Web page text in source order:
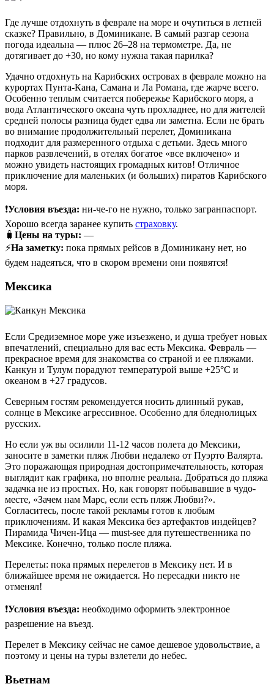
Где лучше отдохнуть в феврале на море и очутиться в летней
сказке? Правильно, в Доминикане. В самый разгар сезона
погода идеальна — плюс 26–28 на термометре. Да, не
дотягивает до +30, но кому нужна такая парилка?
Удачно отдохнуть на Карибских островах в феврале можно на
курортах Пунта-Кана, Самана и Ла Романа, где жарче всего.
Особенно теплым считается побережье Карибского моря, а
вода Атлантического океана чуть прохладнее, но для жителей
средней полосы разница будет едва ли заметна. Если не брать
во внимание продолжительный перелет, Доминикана
подходит для размеренного отдыха с детьми. Здесь много
парков развлечений, в отелях богатое «все включено» и
можно увидеть настоящих громадных китов! Отличное
приключение для маленьких (и больших) пиратов Карибского
моря.
❗Условия въезда: ни-че-го не нужно, только загранпаспорт.
Хорошо всегда заранее купить страховку.
🧳 Цены на туры: —
⚡На заметку: пока прямых рейсов в Доминикану нет, но
будем надеяться, что в скором времени они появятся!
Мексика
Если Средиземное море уже изъезжено, и душа требует новых
впечатлений, специально для вас есть Мексика. Февраль —
прекрасное время для знакомства со страной и ее пляжами.
Канкун и Тулум порадуют температурой выше +25°C и
океаном в +27 градусов.
Северным гостям рекомендуется носить длинный рукав,
солнце в Мексике агрессивное. Особенно для бледнолицых
русских.
Но если уж вы осилили 11-12 часов полета до Мексики,
заносите в заметки пляж Любви недалеко от Пуэрто Валярта.
Это поражающая природная достопримечательность, которая
выглядит как графика, но вполне реальна. Добраться до пляжа
задачка не из простых. Но, как говорят побывавшие в чудо-
месте, «Зачем нам Марс, если есть пляж Любви?».
Согласитесь, после такой рекламы готов к любым
приключениям. И какая Мексика без артефактов индейцев?
Пирамида Чичен-Ица — must-see для путешественника по
Мексике. Конечно, только после пляжа.
Перелеты: пока прямых перелетов в Мексику нет. И в
ближайшее время не ожидается. Но пересадки никто не
отменял!
❗Условия въезда: необходимо оформить электронное
разрешение на въезд.
Перелет в Мексику сейчас не самое дешевое удовольствие, а
поэтому и цены на туры взлетели до небес.
Вьетнам